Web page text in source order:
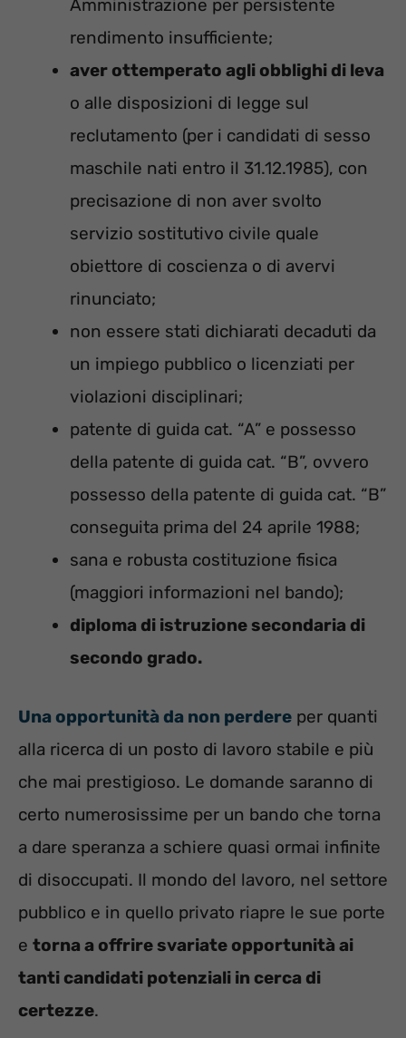
Amministrazione per persistente
rendimento insufficiente;
aver ottemperato agli obblighi di leva
o alle disposizioni di legge sul
reclutamento (per i candidati di sesso
maschile nati entro il 31.12.1985), con
precisazione di non aver svolto
servizio sostitutivo civile quale
obiettore di coscienza o di avervi
rinunciato;
non essere stati dichiarati decaduti da
un impiego pubblico o licenziati per
violazioni disciplinari;
patente di guida cat. “A” e possesso
della patente di guida cat. “B”, ovvero
possesso della patente di guida cat. “B”
conseguita prima del 24 aprile 1988;
sana e robusta costituzione fisica
(maggiori informazioni nel bando);
diploma di istruzione secondaria di
secondo grado.
Una opportunità da non perdere per quanti
alla ricerca di un posto di lavoro stabile e più
che mai prestigioso. Le domande saranno di
certo numerosissime per un bando che torna
a dare speranza a schiere quasi ormai infinite
di disoccupati. Il mondo del lavoro, nel settore
pubblico e in quello privato riapre le sue porte
e torna a offrire svariate opportunità ai
tanti candidati potenziali in cerca di
certezze.